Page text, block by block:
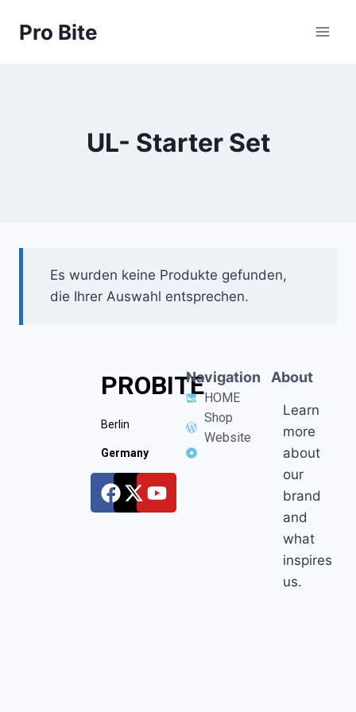
Pro Bite
UL- Starter Set
Es wurden keine Produkte gefunden,
die Ihrer Auswahl entsprechen.
PROBITE
Berlin
Germany
Navigation
HOME
Shop
Website
About
Learn
more
about
our
brand
and
what
inspires
us.